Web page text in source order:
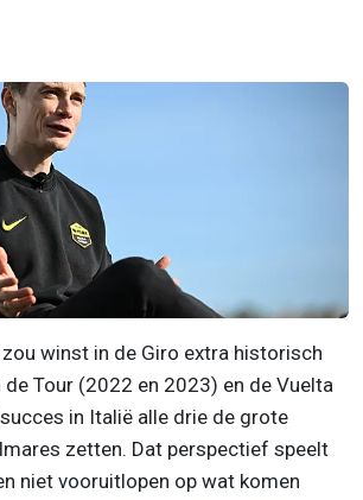
winst in de Giro extra historisch
Tour (2022 en 2023) en de Vuelta
in Italië alle drie de grote
zetten. Dat perspectief speelt
niet vooruitlopen op wat komen